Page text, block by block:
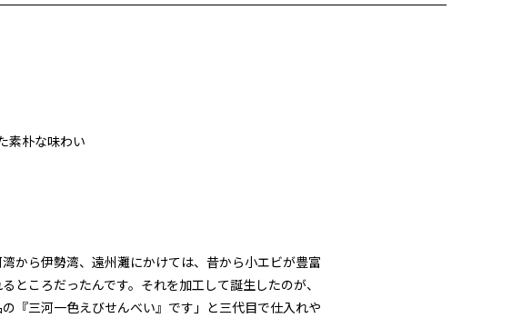
素朴な味わい
湾から伊勢湾、遠州灘にかけては、昔から小エビが豊富
ところだったんです。それを加工して誕生したのが、
『三河一色えびせんべい』です」と三代目で仕入れや